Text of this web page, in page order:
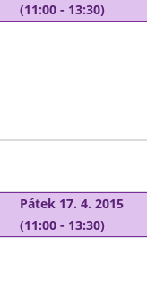
(11:00 - 13:30)
Pátek 17. 4. 2015
(11:00 - 13:30)